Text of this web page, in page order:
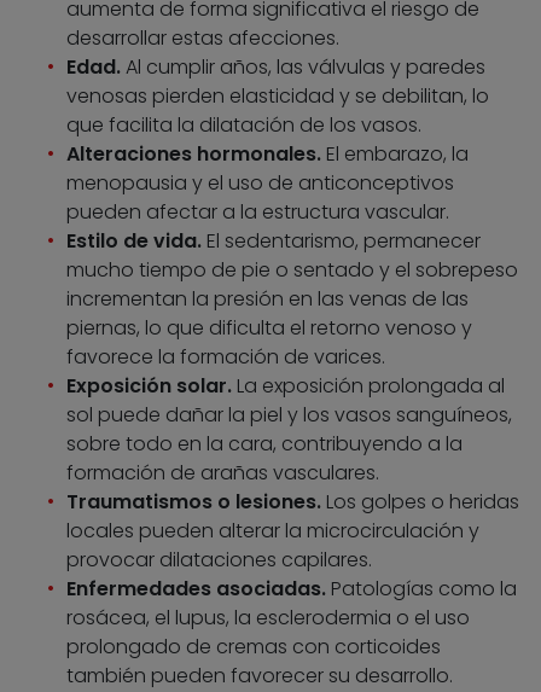
aumenta de forma significativa el riesgo de
desarrollar estas afecciones.
Edad.Al cumplir años, las válvulas y paredes
venosas pierden elasticidad y se debilitan, lo
que facilita la dilatación de los vasos.
Alteraciones hormonales. El embarazo, la
menopausia y el uso de anticonceptivos
pueden afectar a la estructura vascular.
Estilo de vida. El sedentarismo, permanecer
mucho tiempo de pie o sentado y el sobrepeso
incrementan la presión en las venas de las
piernas, lo que dificulta el retorno venoso y
favorece la formación de varices.
Exposición solar. La exposición prolongada al
sol puede dañar la piel y los vasos sanguíneos,
sobre todo en la cara, contribuyendo a la
formación de arañas vasculares.
Traumatismos o lesiones. Los golpes o heridas
locales pueden alterar la microcirculación y
provocar dilataciones capilares.
Enfermedades asociadas. Patologías como la
rosácea, el lupus, la esclerodermia o el uso
prolongado de cremas con corticoides
también pueden favorecer su desarrollo.